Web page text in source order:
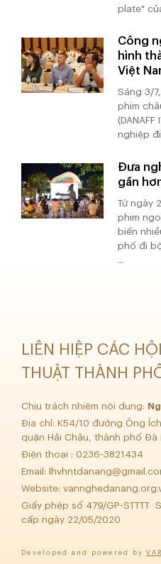
plate"
Công
hình
Việt
Sáng 3/
phim
nghiệp
Đưa
gần
Từ ngày
phim
biến
phố đi
...
LIÊN HIỆP CÁC
THUẬT THÀNH
Chịu trách nhiệm nội dung:
Địa chỉ: K54/10 đường Ông
quận Hải Châu, thành phố Đà
Điện thoại : 0236-3821434
Email:
Website:
Giấy phép số 479/GP-STTTT
cấp ngày 22/05/2020
Developed and powered by